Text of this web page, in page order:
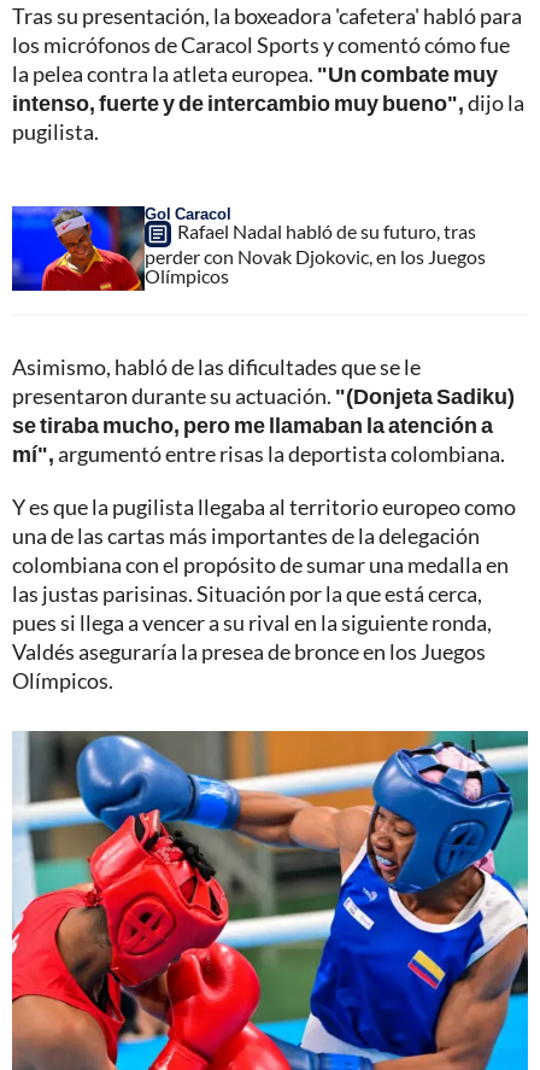
Tras su presentación, la boxeadora 'cafetera' habló para
los micrófonos de Caracol Sports y comentó cómo fue
la pelea contra la atleta europea. "Un combate muy
intenso, fuerte y de intercambio muy bueno",dijo la
pugilista.
Gol Caracol
Rafael Nadal habló de su futuro, tras
perder con Novak Djokovic, en los Juegos
Olímpicos
Asimismo, habló de las dificultades que se le
presentaron durante su actuación. "(Donjeta Sadiku)
se tiraba mucho, pero me llamaban la atención a
mí",argumentó entre risas la deportista colombiana.
Y es que la pugilista llegaba al territorio europeo como
una de las cartas más importantes de la delegación
colombiana con el propósito de sumar una medalla en
las justas parisinas. Situación por la que está cerca,
pues si llega a vencer a su rival en la siguiente ronda,
Valdés aseguraría la presea de bronce en los Juegos
Olímpicos.